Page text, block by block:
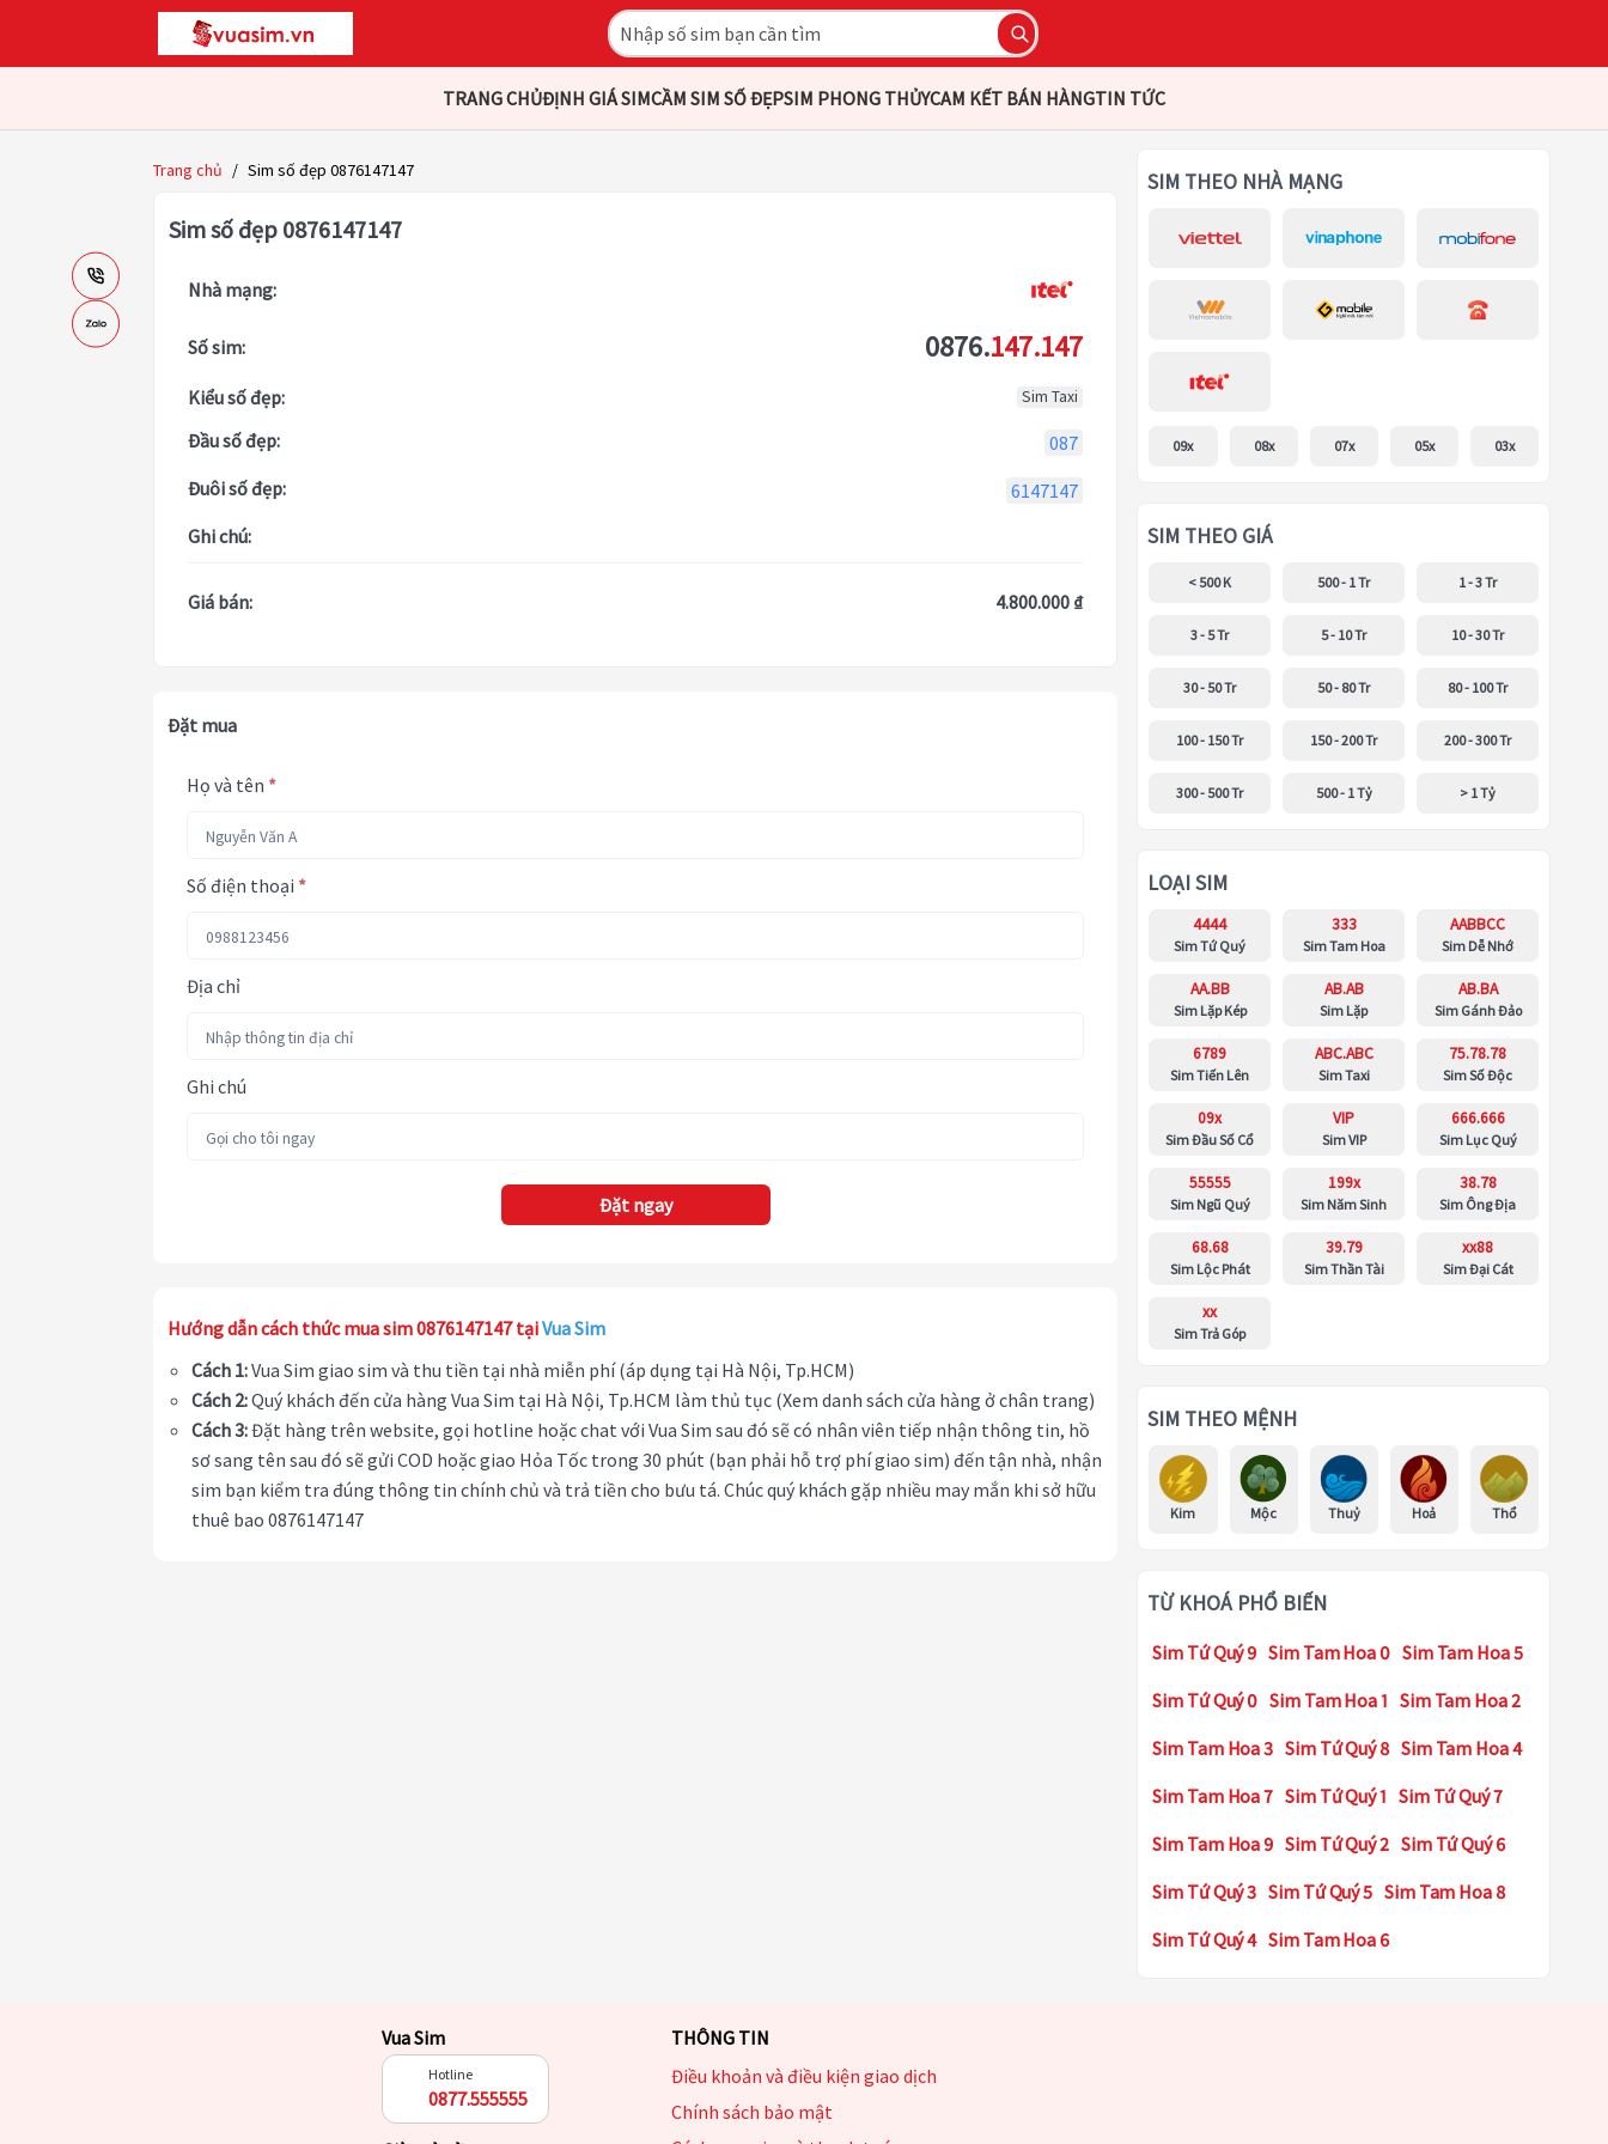
TRANG CHỦĐỊNH GIÁ SIMCẦM SIM SỐ ĐẸPSIM PHONG THỦYCAM KẾT BÁN HÀNGTIN TỨC
Trang chủ / Sim số đẹp 0876147147
Sim số đẹp 0876147147
Nhà mạng:
Số sim: 0876.147.147
Kiểu số đẹp: Sim Taxi
Đầu số đẹp:
087
Đuôi số đẹp:
6147147
Ghi chú:
Giá bán: 4.800.000 ₫
Đặt mua
Họ và tên *
Số điện thoại *
Địa chỉ
Ghi chú
Đặt ngay
Hướng dẫn cách thức mua sim 0876147147 tạiVua Sim
Cách 1:Vua Sim giao sim và thu tiền tại nhà miễn phí (áp dụng tại Hà Nội, Tp.HCM)
Cách 2:Quý khách đến cửa hàng Vua Sim tại Hà Nội, Tp.HCM làm thủ tục (Xem danh sách cửa hàng ở chân trang)
Cách 3:Đặt hàng trên website, gọi hotline hoặc chat với Vua Sim sau đó sẽ có nhân viên tiếp nhận thông tin, hồ
sơ sang tên sau đó sẽ gửi COD hoặc giao Hỏa Tốc trong 30 phút (bạn phải hỗ trợ phí giao sim) đến tận nhà, nhận
sim bạn kiểm tra đúng thông tin chính chủ và trả tiền cho bưu tá. Chúc quý khách gặp nhiều may mắn khi sở hữu
thuê bao 0876147147
SIM THEO NHÀ MẠNG
09x 08x 07x 05x 03x
SIM THEO GIÁ
< 500 K 500 - 1 Tr 1 - 3 Tr
3 - 5 Tr 5 - 10 Tr 10 - 30 Tr
30 - 50 Tr 50 - 80 Tr 80 - 100 Tr
100 - 150 Tr 150 - 200 Tr 200 - 300 Tr
300 - 500 Tr 500 - 1 Tỷ > 1 Tỷ
LOẠI SIM
4444
Sim Tứ Quý
333
Sim Tam Hoa
AABBCC
Sim Dễ Nhớ
AA.BB
Sim Lặp Kép
AB.AB
Sim Lặp
AB.BA
Sim Gánh Đảo
6789
Sim Tiến Lên
ABC.ABC
Sim Taxi
75.78.78
Sim Số Độc
09x
Sim Đầu Số Cổ
VIP
Sim VIP
666.666
Sim Lục Quý
55555
Sim Ngũ Quý
199x
Sim Năm Sinh
38.78
Sim Ông Địa
68.68
Sim Lộc Phát
39.79
Sim Thần Tài
xx88
Sim Đại Cát
xx
Sim Trả Góp
SIM THEO MỆNH
Kim Mộc Thuỷ Hoả Thổ
TỪ KHOÁ PHỔ BIẾN
Sim Tứ Quý 9 Sim Tam Hoa 0 Sim Tam Hoa 5
Sim Tứ Quý 0 Sim Tam Hoa 1 Sim Tam Hoa 2
Sim Tam Hoa 3 Sim Tứ Quý 8 Sim Tam Hoa 4
Sim Tam Hoa 7 Sim Tứ Quý 1 Sim Tứ Quý 7
Sim Tam Hoa 9 Sim Tứ Quý 2 Sim Tứ Quý 6
Sim Tứ Quý 3 Sim Tứ Quý 5 Sim Tam Hoa 8
Sim Tứ Quý 4 Sim Tam Hoa 6
Vua Sim
Hotline
0877.555555
THÔNG TIN
Điều khoản và điều kiện giao dịch
Chính sách bảo mật